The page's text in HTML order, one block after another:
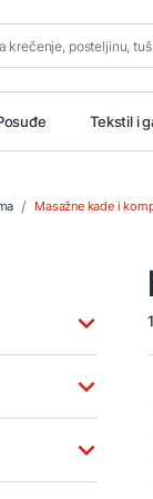
Tekstil i
Masažne kade i